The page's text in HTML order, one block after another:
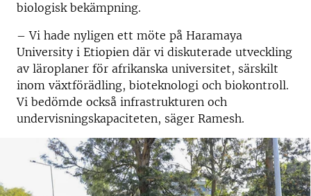
biologisk bekämpning.
– Vi hade nyligen ett möte på Haramaya
University i Etiopien där vi diskuterade utveckling
av läroplaner för afrikanska universitet, särskilt
inom växtförädling, bioteknologi och biokontroll.
Vi bedömde också infrastrukturen och
undervisningskapaciteten, säger Ramesh.